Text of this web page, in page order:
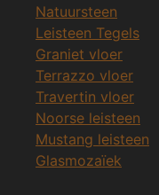
Natuursteen
Leisteen Tegels
Graniet vloer
Terrazzo vloer
Travertin vloer
Noorse leisteen
Mustang leisteen
Glasmozaïek